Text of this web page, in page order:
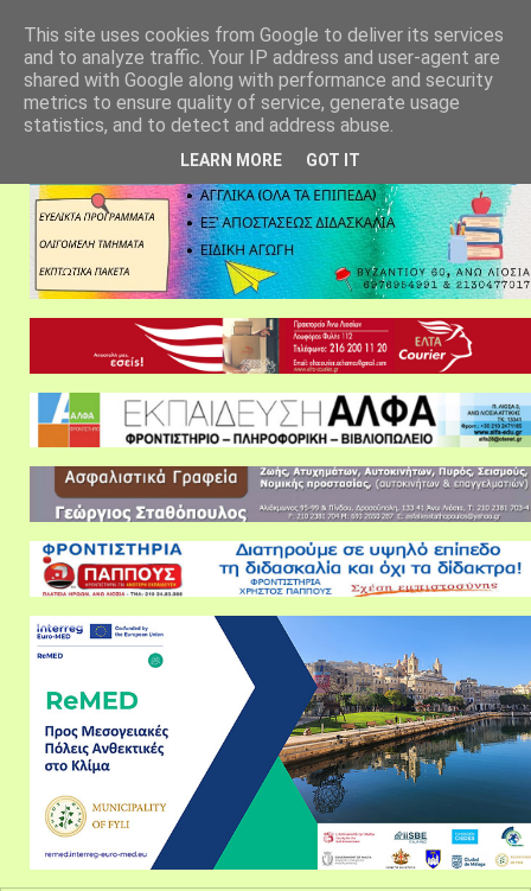
This site uses cookies from Google to deliver its services
and to analyze traffic. Your IP address and user-agent are
shared with Google along with performance and security
metrics to ensure quality of service, generate usage
statistics, and to detect and address abuse.
LEARN MORE GOT IT